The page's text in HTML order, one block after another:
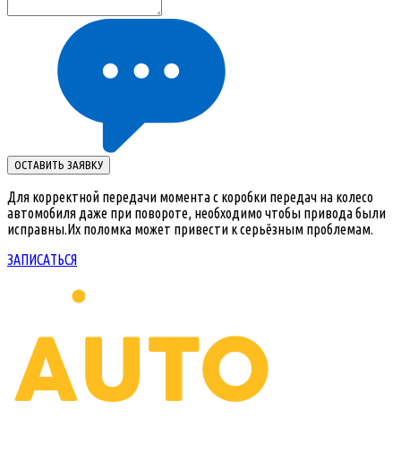
ОСТАВИТЬ ЗАЯВКУ
Для корректной передачи момента с коробки передач на колесо
автомобиля даже при повороте, необходимо чтобы привода были
исправны.Их поломка может привести к серьёзным проблемам.
ЗАПИСАТЬСЯ